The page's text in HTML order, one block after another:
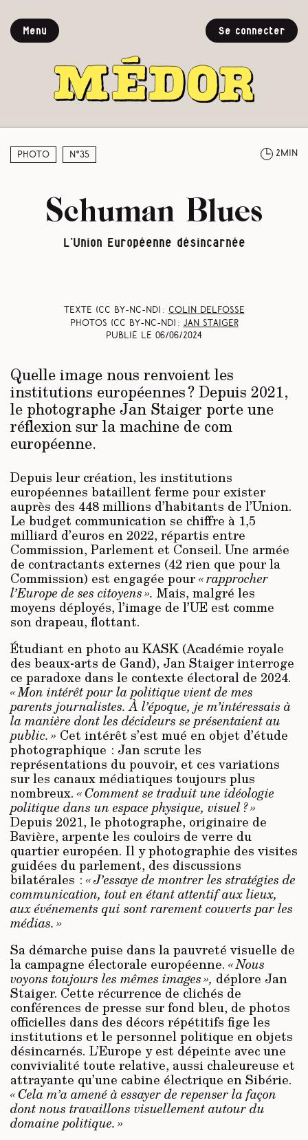
Menu Se connecter
Photo N°35 2min
Schuman Blues
L’Union Européenne désincarnée
Texte (CC BY-NC-ND) :
Colin Delfosse
Photos (CC BY-NC-ND) : Jan Staiger
Publié le 06/06/2024
Quelle image nous renvoient les
institutions européennes ? Depuis 2021,
le photographe Jan Staiger porte une
réflexion sur la machine de com
européenne.
Depuis leur création, les institutions
européennes bataillent ferme pour exister
auprès des 448 millions d’habitants de l’Union.
Le budget communication se chiffre à 1,5
milliard d’euros en 2022, répartis entre
Commission, Parlement et Conseil. Une armée
de contractants externes (42 rien que pour la
Commission) est engagée pour« rapprocher
l’Europe de ses citoyens ». Mais, malgré les
moyens déployés, l’image de l’UE est comme
son drapeau, flottant.
Étudiant en photo au KASK (Académie royale
des beaux-arts de Gand), Jan Staiger interroge
ce paradoxe dans le contexte électoral de 2024.
« Mon intérêt pour la politique vient de mes
parents journalistes. À l’époque, je m’intéressais à
la manière dont les décideurs se présentaient au
public. » Cet intérêt s’est mué en objet d’étude
photographique : Jan scrute les
représentations du pouvoir, et ces variations
sur les canaux médiatiques toujours plus
nombreux. « Comment se traduit une idéologie
politique dans un espace physique, visuel ? »
Depuis 2021, le photographe, originaire de
Bavière, arpente les couloirs de verre du
quartier européen. Il y photographie des visites
guidées du parlement, des discussions
bilatérales : « J’essaye de montrer les stratégies de
communication, tout en étant attentif aux lieux,
aux événements qui sont rarement couverts par les
médias. »
Sa démarche puise dans la pauvreté visuelle de
la campagne électorale européenne. « Nous
voyons toujours les mêmes images », déplore Jan
Staiger. Cette récurrence de clichés de
conférences de presse sur fond bleu, de photos
officielles dans des décors répétitifs fige les
institutions et le personnel politique en objets
désincarnés. L’Europe y est dépeinte avec une
convivialité toute relative, aussi chaleureuse et
attrayante qu’une cabine électrique en Sibérie.
« Cela m’a amené à essayer de repenser la façon
dont nous travaillons visuellement autour du
domaine politique. »